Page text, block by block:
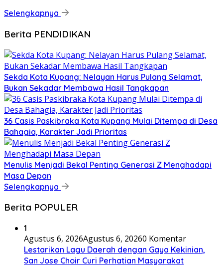
Selengkapnya
Berita PENDIDIKAN
Sekda Kota Kupang: Nelayan Harus Pulang Selamat,
Bukan Sekadar Membawa Hasil Tangkapan
36 Casis Paskibraka Kota Kupang Mulai Ditempa di Desa
Bahagia, Karakter Jadi Prioritas
Menulis Menjadi Bekal Penting Generasi Z Menghadapi
Masa Depan
Selengkapnya
Berita POPULER
1
Agustus 6, 2026Agustus 6, 20260 Komentar
Lestarikan Lagu Daerah dengan Gaya Kekinian,
San Jose Choir Curi Perhatian Masyarakat